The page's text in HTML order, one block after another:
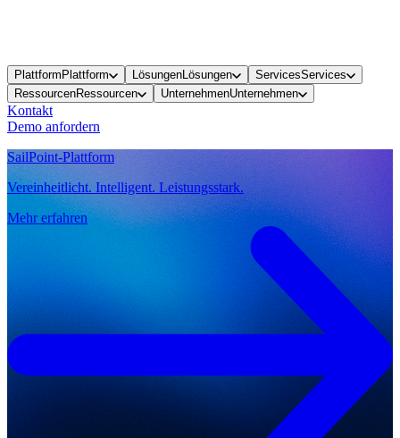
Plattform Plattform LösungenLösungen ServicesServices
RessourcenRessourcen UnternehmenUnternehmen
Kontakt
Demo anfordern
SailPoint-Plattform
Vereinheitlicht. Intelligent. Leistungsstark.
Mehr erfahren